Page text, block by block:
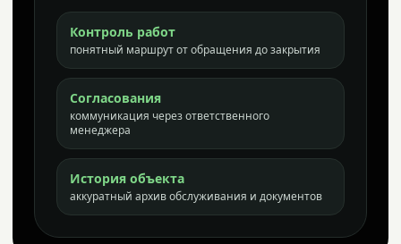
Контроль работ
понятный маршрут от обращения до закрытия
Согласования
коммуникация через ответственного
менеджера
История объекта
аккуратный архив обслуживания и документов